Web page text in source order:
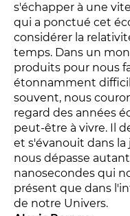
PRATIQUEZ...
Nissa Slam
Le Lab'Oratoire
À Voix haute ·
LES ACTIONS
Lettres à... [8e
Les Spectacles
s'échapper à une
qui a ponctué cet
considérer la
temps. Dans un
produits pour nous
étonnamment
souvent, nous
regard des années
peut-être à vivre. Il
et s'évanouit dans la
nous dépasse
nanosecondes qui
présent que dans
de notre Univers.